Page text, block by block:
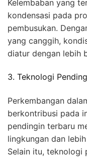
Kelembaban yang
kondensasi pada
pembusukan.
yang canggih,
diatur dengan lebih
3. Teknologi
Perkembangan
berkontribusi pada
pendingin terbaru
lingkungan dan
Selain itu, teknologi